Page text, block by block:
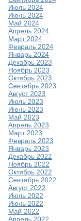
Июль 2024
Июнь 2024
Май 2024
Апрель 2024
Март 2024
Февраль 2024
Январь 2024
Декабрь 2023
Ноябрь 2023
Октябрь 2023
Сентябрь 2023
Август 2023
Июль 2023
Июнь 2023
Май 2023
Апрель 2023
Март 2023
Февраль 2023
Январь 2023
Декабрь 2022
Ноябрь 2022
Октябрь 2022
Сентябрь 2022
Август 2022
Июль 2022
Июнь 2022
Май 2022
Апрель 2022